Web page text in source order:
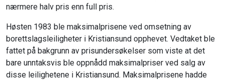
nærmere halv pris enn full pris.
Høsten 1983 ble maksimalprisene ved omsetning av
borettslagsleiligheter i Kristiansund opphevet. Vedtaket ble
fattet på bakgrunn av prisundersøkelser som viste at det
bare unntaksvis ble oppnådd maksimalpriser ved salg av
disse leilighetene i Kristiansund. Maksimalprisene hadde